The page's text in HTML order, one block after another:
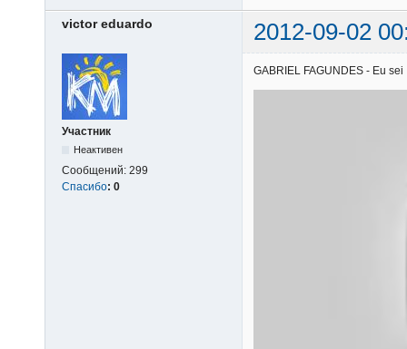
victor eduardo 2012-09-02
Участник
Неактивен
Сообщений: 299
Спасибо: 0
GABRIEL FAGUNDES - Eu